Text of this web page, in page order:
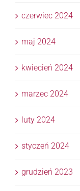
czerwiec 2024
maj 2024
kwiecień 2024
marzec 2024
luty 2024
styczeń 2024
grudzień 2023